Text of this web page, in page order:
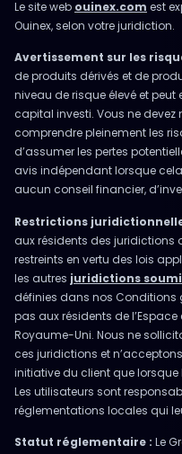
Le site web ouinex.com est
Ouinex, selon votre juridiction.
Avertissement sur les
de produits dérivés et de
niveau de risque élevé et
capital investi. Vous ne
comprendre pleinement les
d’assumer les pertes
avis indépendant lorsque
aucun conseil financier,
Restrictions
aux résidents des juridictions
restreints en vertu des lois
les autres juridictions
définies dans nos Conditions
pas aux résidents de
Royaume-Uni. Nous ne
ces juridictions et
initiative du client que
Les utilisateurs sont
réglementations locales qui
Statut réglementaire : Le